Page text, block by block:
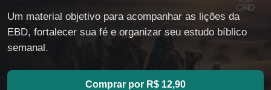
Um material objetivo para acompanhar as lições da
EBD, fortalecer sua fé e organizar seu estudo bíblico
semanal.
Comprar por R$ 12,90